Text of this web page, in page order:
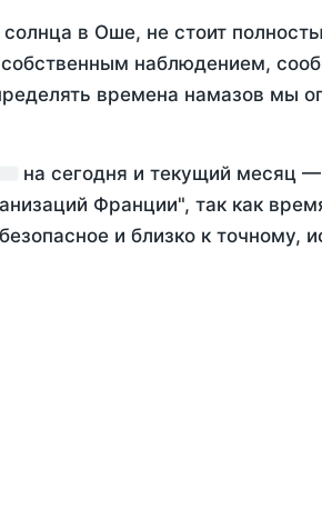
в Оше, не стоит
наблюдением,
времена намазов мы
на сегодня и текущий месяц —
Франции", так как
и близко к